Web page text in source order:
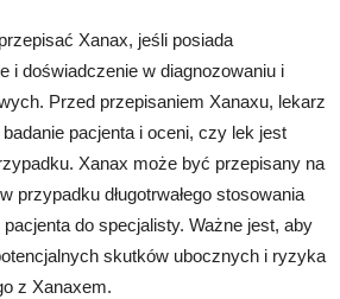
Xanax, jeśli posiada
i doświadczenie w diagnozowaniu i
Przed przepisaniem Xanaxu, lekarz
badanie pacjenta i oceni, czy lek jest
Xanax może być przepisany na
przypadku długotrwałego stosowania
do specjalisty. Ważne jest, aby
skutków ubocznych i ryzyka
z Xanaxem.